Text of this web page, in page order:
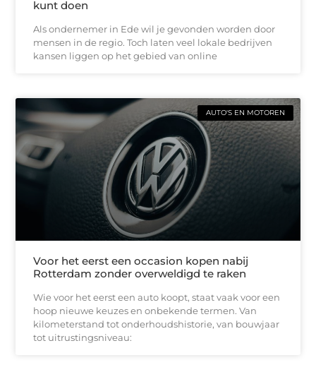
kunt doen
Als ondernemer in Ede wil je gevonden worden door
mensen in de regio. Toch laten veel lokale bedrijven
kansen liggen op het gebied van online
AUTO'S EN MOTOREN
Voor het eerst een occasion kopen nabij
Rotterdam zonder overweldigd te raken
Wie voor het eerst een auto koopt, staat vaak voor een
hoop nieuwe keuzes en onbekende termen. Van
kilometerstand tot onderhoudshistorie, van bouwjaar
tot uitrustingsniveau: